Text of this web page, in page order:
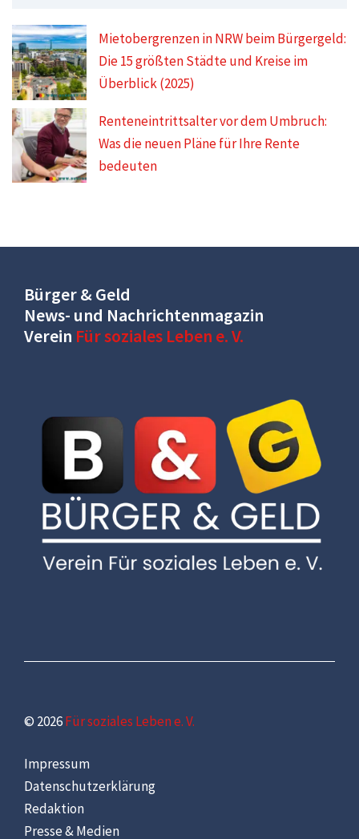
Mietobergrenzen in NRW beim Bürgergeld:
Die 15 größten Städte und Kreise im
Überblick (2025)
Renteneintrittsalter vor dem Umbruch:
Was die neuen Pläne für Ihre Rente
bedeuten
Bürger & Geld
News- und Nachrichtenmagazin
Verein Für soziales Leben e. V.
© 2026Für soziales Leben e. V.
Impressum
Datenschutzerklärung
Redaktion
Presse & Medien